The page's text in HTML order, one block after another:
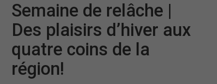
Semaine de relâche |
Des plaisirs d’hiver aux
quatre coins de la
région!